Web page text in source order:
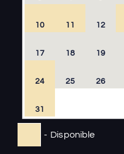
10 11 12
17 18 19
24 25 26
31
- Disponible